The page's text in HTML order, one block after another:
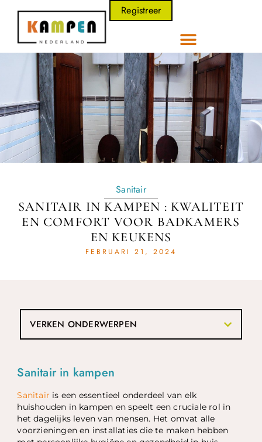
Registreer
Sanitair
SANITAIR IN KAMPEN : KWALITEIT
EN COMFORT VOOR BADKAMERS
EN KEUKENS
FEBRUARI 21, 2024
Sanitair in kampen
Sanitair is een essentieel onderdeel van elk
huishouden in kampen en speelt een cruciale rol in
het dagelijks leven van mensen. Het omvat alle
voorzieningen en installaties die te maken hebben
VERKEN ONDERWERPEN